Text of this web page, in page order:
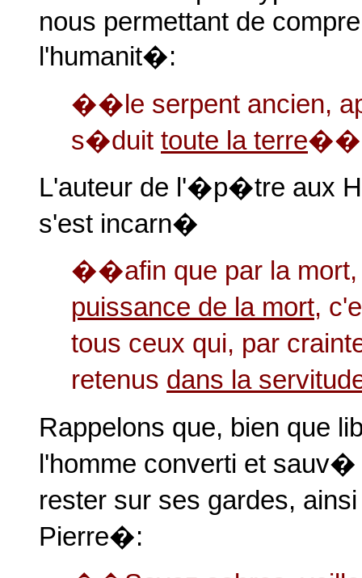
nous permettant de
l'humanit�:
��le serpent ancien,
s�duit toute la terre
L'auteur de l'�p�tre aux
s'est incarn�
��afin que par la
puissance de la mort,
tous ceux qui, par
retenus dans la
Rappelons que, bien que
l'homme converti et
rester sur ses gardes,
Pierre�: